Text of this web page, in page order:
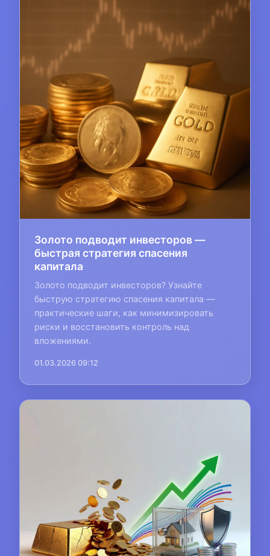
Золото подводит инвесторов —
быстрая стратегия спасения
капитала
Золото подводит инвесторов? Узнайте
быструю стратегию спасения капитала —
практические шаги, как минимизировать
риски и восстановить контроль над
вложениями.
01.03.2026 09:12